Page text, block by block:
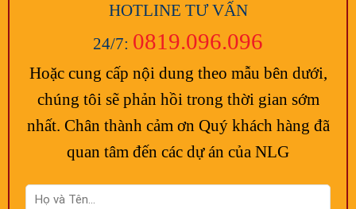
HOTLINE TƯ VẤN
24/7: 0819.096.096
Hoặc cung cấp nội dung theo mẫu bên dưới,
chúng tôi sẽ phản hồi trong thời gian sớm
nhất. Chân thành cảm ơn Quý khách hàng đã
quan tâm đến các dự án của NLG